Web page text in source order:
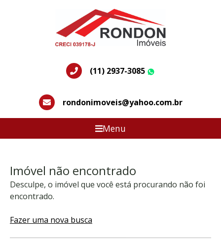
(11) 2937-3085
rondonimoveis@yahoo.com.br
Menu
Imóvel não encontrado
Desculpe, o imóvel que você está procurando não foi
encontrado.
Fazer uma nova busca